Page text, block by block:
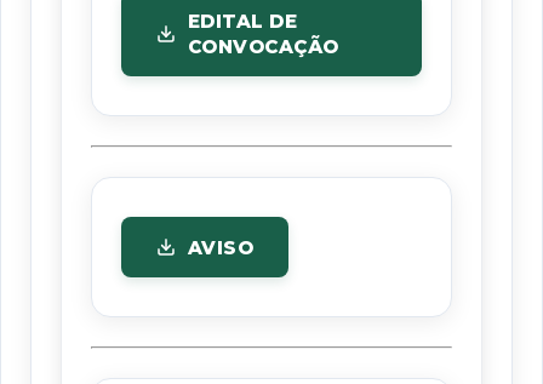
EDITAL DE
CONVOCAÇÃO
AVISO